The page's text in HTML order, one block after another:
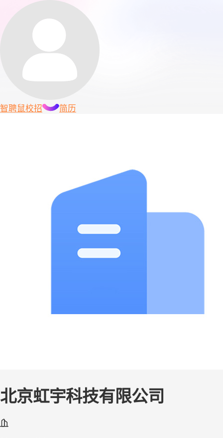
智聘鼠校招 简历
北京虹宇科技有限公司